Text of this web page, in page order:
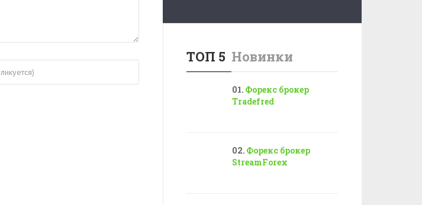
ТОП 5 Новинки
Форекс брокер
Tradefred
Форекс брокер
StreamForex